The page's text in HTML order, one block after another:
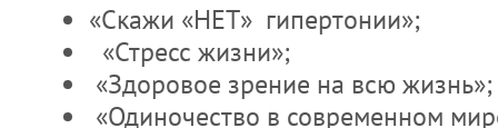
«Скажи «НЕТ» гипертонии»;
«Стресс жизни»;
«Здоровое зрение на всю жизнь»;
«Одиночество в современном